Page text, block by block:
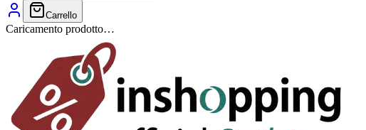
Carrello
Caricamento prodotto…